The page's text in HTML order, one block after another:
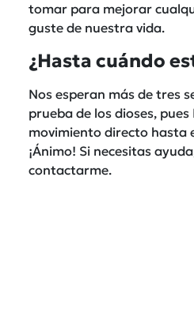
tomar para mejorar
guste de nuestra vida.
¿Hasta cuándo
Nos esperan más de tres
prueba de los dioses,
movimiento directo hasta
¡Ánimo! Si necesitas
contactarme.